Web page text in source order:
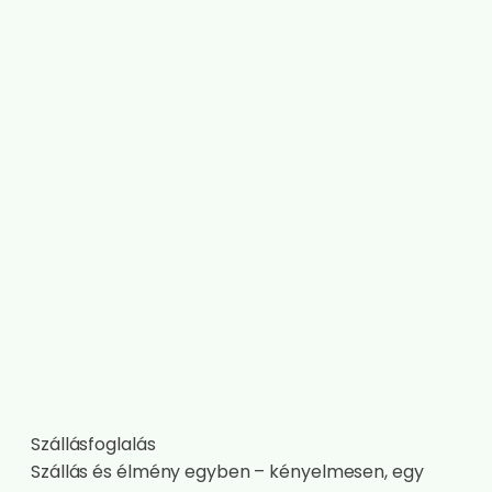
Szállásfoglalás
Szállás és élmény egyben – kényelmesen, egy